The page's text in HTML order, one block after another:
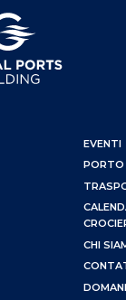
EVENTI
PORTO
CHI